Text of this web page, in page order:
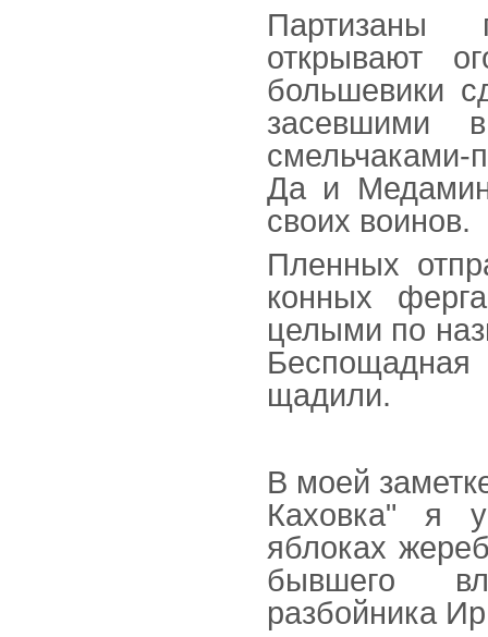
Партизаны
открывают
большевики
засевшими
Да и
своих воинов.
Пленных
конных
целыми по
Беспощадная
щадили.
В моей
Каховка" я
яблоках
бывшего
разбойника